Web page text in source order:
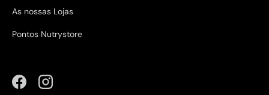
As nossas Lojas
Pontos Nutrystore
FacebookInstagram